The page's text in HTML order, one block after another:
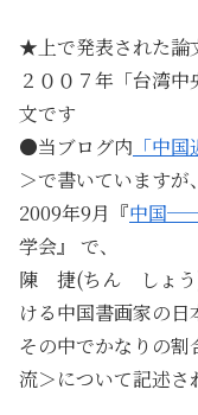
★上で発表された論
２００７年「台湾中
文です
●当ブログ内 「中
＞で書いていますが、
2009年9月『中国
学会』
で、
陳 捷(ちん しょ
ける中国書画家の日
その中でかなりの割
流＞について記述さ